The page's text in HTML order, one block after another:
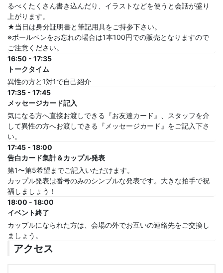
るべくたくさん書き込んだり、イラストなどを使うと会話が盛り
上がります。
★当日は身分証明書と筆記用具をご持参下さい。
※ボールペンをお忘れの場合は1本100円での販売となりますので
ご注意ください。
16:50 - 17:35
トークタイム
異性の方と1対1で自己紹介
17:35 - 17:45
メッセージカード記入
気になる方へ直接お渡しできる『お友達カード』、スタッフを介
して異性の方へお渡しできる『メッセージカード』をご記入下さ
い。
17:45 - 18:00
告白カード集計＆カップル発表
第1〜第5希望までご記入いただけます。
カップル発表は番号のみのシンプルな発表です。大きな拍手で祝
福しましょう！
18:00 - 18:00
イベント終了
カップルになられた方は、会場の外でお互いの連絡先をご交換し
ましょう。
アクセス